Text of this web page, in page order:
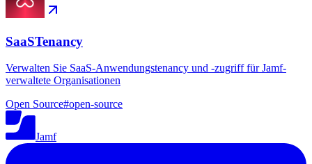
SaaSTenancy
Verwalten Sie SaaS-Anwendungstenancy und -zugriff für Jamf-
verwaltete Organisationen
Open Source#open-source
Jamf